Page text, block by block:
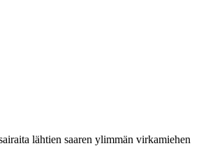
lähtien saaren ylimmän virkamiehen